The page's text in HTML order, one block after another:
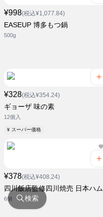
¥998(税込¥1,077.84)
EASEUP 博多もつ鍋
500g
¥328(税込¥354.24)
ギョーザ 味の素
12個入
¥ スーパー価格
¥378(税込¥408.24)
四川飯店監修四川焼売 日本ハム
6個 検索